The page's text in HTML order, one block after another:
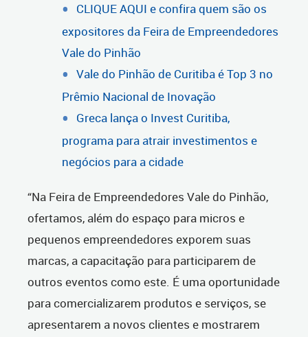
CLIQUE AQUI e confira quem são os
expositores da Feira de Empreendedores
Vale do Pinhão
Vale do Pinhão de Curitiba é Top 3 no
Prêmio Nacional de Inovação
Greca lança o Invest Curitiba,
programa para atrair investimentos e
negócios para a cidade
“Na Feira de Empreendedores Vale do Pinhão,
ofertamos, além do espaço para micros e
pequenos empreendedores exporem suas
marcas, a capacitação para participarem de
outros eventos como este. É uma oportunidade
para comercializarem produtos e serviços, se
apresentarem a novos clientes e mostrarem